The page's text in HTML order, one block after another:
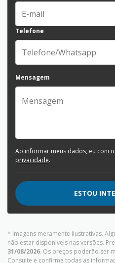
Telefone
Mensagem
Ao informar meus dados, eu
privacidade.
ESTOU
* Imagens meramente ilustrativas.
não estar disponíveis nas versões.
31/08/2026. Os preços poderão ser
Consulte e confirme todas as